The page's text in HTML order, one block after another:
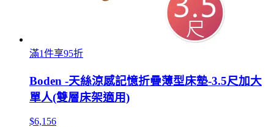
滿1件享95折
Boden -天絲涼感記憶折疊薄型床墊-3.5尺加大
單人(雙層床架適用)
$6,156